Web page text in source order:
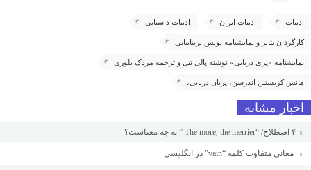
ادبیات ادبیات ایران ادبیات داستانی
کارگردان تئاتر و نمایشنامه نویس بریتانیایی
نمایشنامه «پری دریایی» نوشته پالی تیل و ترجمه مزدک بلوری
هانس کریستین اندرسن، پریان دریایی،
اخبار مشابه
۴ اصطلاح/ “The more, the merrier ” به چه معناست؟
معانی متفاوت کلمه “vain” در انگلیسی